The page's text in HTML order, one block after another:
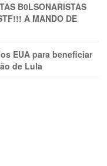
B0LSONARlSTAS
A MANDO DE
EUA para beneficiar
de Lula